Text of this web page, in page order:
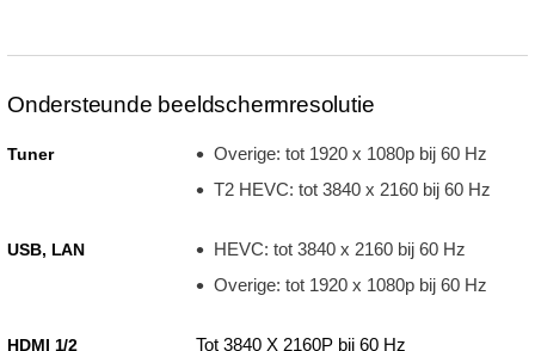
Ondersteunde beeldschermresolutie
Tuner
Overige: tot 1920 x 1080p bij 60 Hz
T2 HEVC: tot 3840 x 2160 bij 60 Hz
USB, LAN
HEVC: tot 3840 x 2160 bij 60 Hz
Overige: tot 1920 x 1080p bij 60 Hz
HDMI 1/2 Tot 3840 X 2160P bij 60 Hz